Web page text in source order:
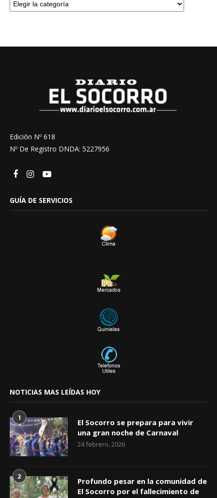
Edición Nº 618
Nº De Registro DNDA: 5227956
GUÍA DE SERVICIOS
NOTICIAS MAS LEÍDAS HOY
1
El Socorro se prepara para vivir
una gran noche de Carnaval
24 febrero, 2026
2
Profundo pesar en la comunidad de
El Socorro por el fallecimiento de